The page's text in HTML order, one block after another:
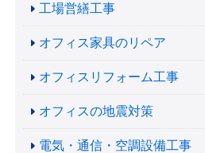
工場営繕工事
オフィス家具のリペア
オフィスリフォーム工事
オフィスの地震対策
電気・通信・空調設備工事